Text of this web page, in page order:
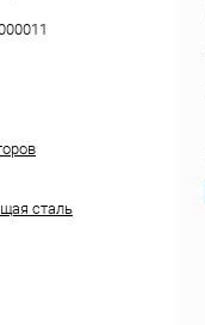
сталь